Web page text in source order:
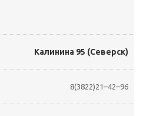
Калинина 95 (Северск)
8(3822)21–42–96